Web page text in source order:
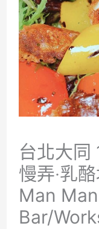
台北大同
慢弄‧乳
Man
Bar/